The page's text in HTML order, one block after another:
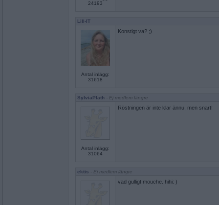
24193
Lill-IT
Antal inlägg:
31618
Konstigt va? ;)
SylviaPlath - Ej medlem längre
Antal inlägg:
31064
Röstningen är inte klar ännu, men snart!
ektis - Ej medlem längre
vad gulligt mouche. hihi: )